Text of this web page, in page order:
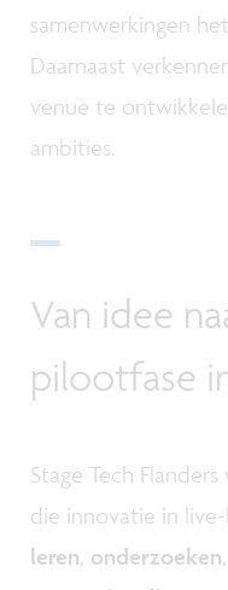
samenwerkingen
Daarnaast
venue te
ambities.
Van idee
pilootfase
Stage Tech
die innovatie in
leren, onderzoeken,